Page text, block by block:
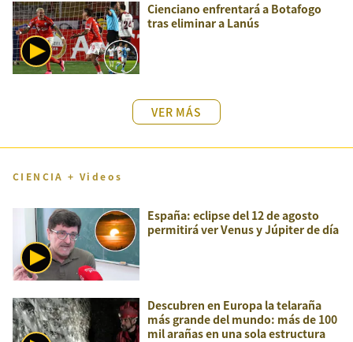
Cienciano enfrentará a Botafogo
tras eliminar a Lanús
VER MÁS
CIENCIA + Videos
España: eclipse del 12 de agosto
permitirá ver Venus y Júpiter de día
Descubren en Europa la telaraña
más grande del mundo: más de 100
mil arañas en una sola estructura